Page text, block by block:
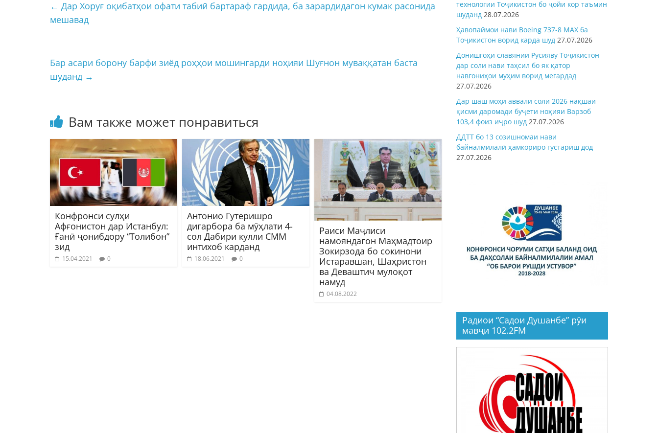
← Дар Хоруғ оқибатҳои офати табиӣ бартараф гардида, ба зарардидагон кумак расонида
мешавад
Бар асари борону барфи зиёд роҳҳои мошингарди ноҳияи Шуғнон муваққатан баста
шуданд →
Вам также может понравиться
Конфронси сулҳи
Афғонистон дар Истанбул:
Ғанӣ ҷонибдору “Толибон”
зид
15.04.2021 0
Антонио Гутеришро
дигарбора ба мӯҳлати 4-
сол Дабири кулли СММ
интихоб карданд
18.06.2021 0
Раиси Маҷлиси
намояндагон Маҳмадтоир
Зокирзода бо сокинони
Истаравшан, Шаҳристон
ва Деваштич мулоқот
намуд
04.08.2022
технологии Тоҷикистон бо ҷойи кор таъмин
шуданд 28.07.2026
Ҳавопаймои нави Boeing 737-8 MAX ба
Тоҷикистон ворид карда шуд 27.07.2026
Донишгоҳи славянии Русияву Тоҷикистон
дар соли нави таҳсил бо як қатор
навгониҳои муҳим ворид мегардад
27.07.2026
Дар шаш моҳи аввали соли 2026 нақшаи
қисми даромади буҷети ноҳияи Варзоб
103,4 фоиз иҷро шуд 27.07.2026
ДДТТ бо 13 созишномаи нави
байналмилалӣ ҳамкориро густариш дод
27.07.2026
Радиои “Садои Душанбе” рӯи
мавҷи 102.2FM